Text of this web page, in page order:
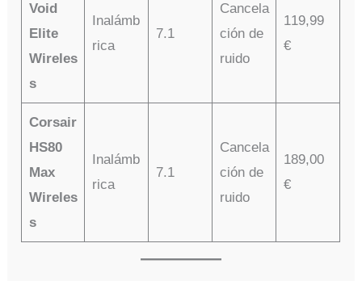
Void
Elite
Wireles
s
Inalámb
rica
7.1
Cancela
ción de
ruido
119,99
€
Corsair
HS80
Max
Wireles
s
Inalámb
rica
7.1
Cancela
ción de
ruido
189,00
€